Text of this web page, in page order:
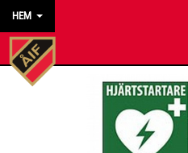
HEM
HEM